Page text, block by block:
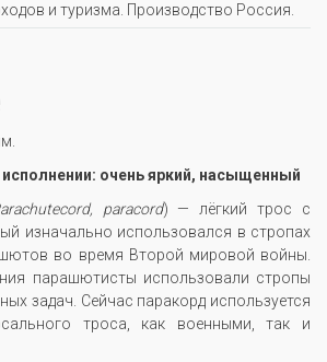
и туризма. Производство Россия.
очень яркий, насыщенный
cord, paracord) — лёгкий трос с
изначально использовался в стропах
во время Второй мировой войны.
парашютисты использовали стропы
задач. Сейчас паракорд используется
троса, как военными, так и